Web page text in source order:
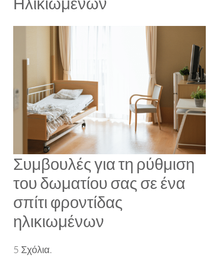
Συμβουλές για τη ρύθμιση
του δωματίου σας σε ένα
σπίτι φροντίδας
ηλικιωμένων
5 Σχόλια.